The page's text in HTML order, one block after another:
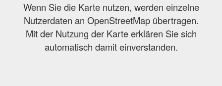
Wenn Sie die Karte nutzen, werden einzelne
Nutzerdaten an OpenStreetMap übertragen.
Mit der Nutzung der Karte erklären Sie sich
automatisch damit einverstanden.